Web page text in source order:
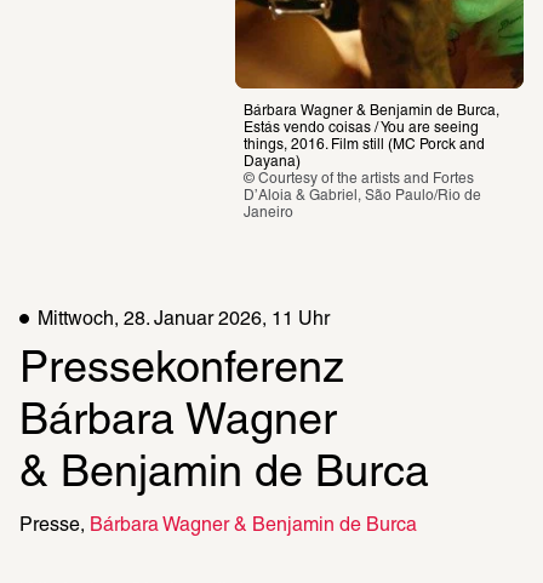
Bárbara Wagner & Benjamin de Burca,
Estás vendo coisas / You are seeing
things, 2016. Film still (MC Porck and
Dayana)
© Courtesy of the artists and Fortes
D’Aloia & Gabriel, São Paulo/Rio de
Janeiro
Mittwoch, 28. Januar 2026, 11 Uhr
Pressekonferenz
Bárbara Wagner
& Benjamin de Burca
Presse Bárbara Wagner & Benjamin de Burca